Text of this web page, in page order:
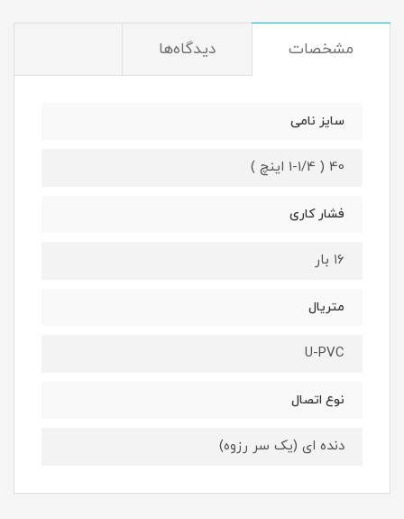
مشخصات دیدگاه‌ها
سایز نامی
40 ( 1-1/4 اینچ )
فشار کاری
۱۶ بار
متریال
U-PVC
نوع اتصال
دنده ای (یک سر رزوه)